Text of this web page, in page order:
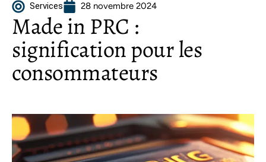
Services 28 novembre 2024
Made in PRC :
signification pour les
consommateurs